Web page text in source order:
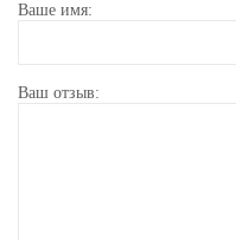
Ваше имя:
Ваш отзыв: